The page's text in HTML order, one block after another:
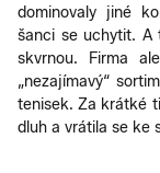
dominovaly jiné
šanci se uchytit. A
skvrnou. Firma
„nezajímavý“
tenisek. Za krátké
dluh a vrátila se ke